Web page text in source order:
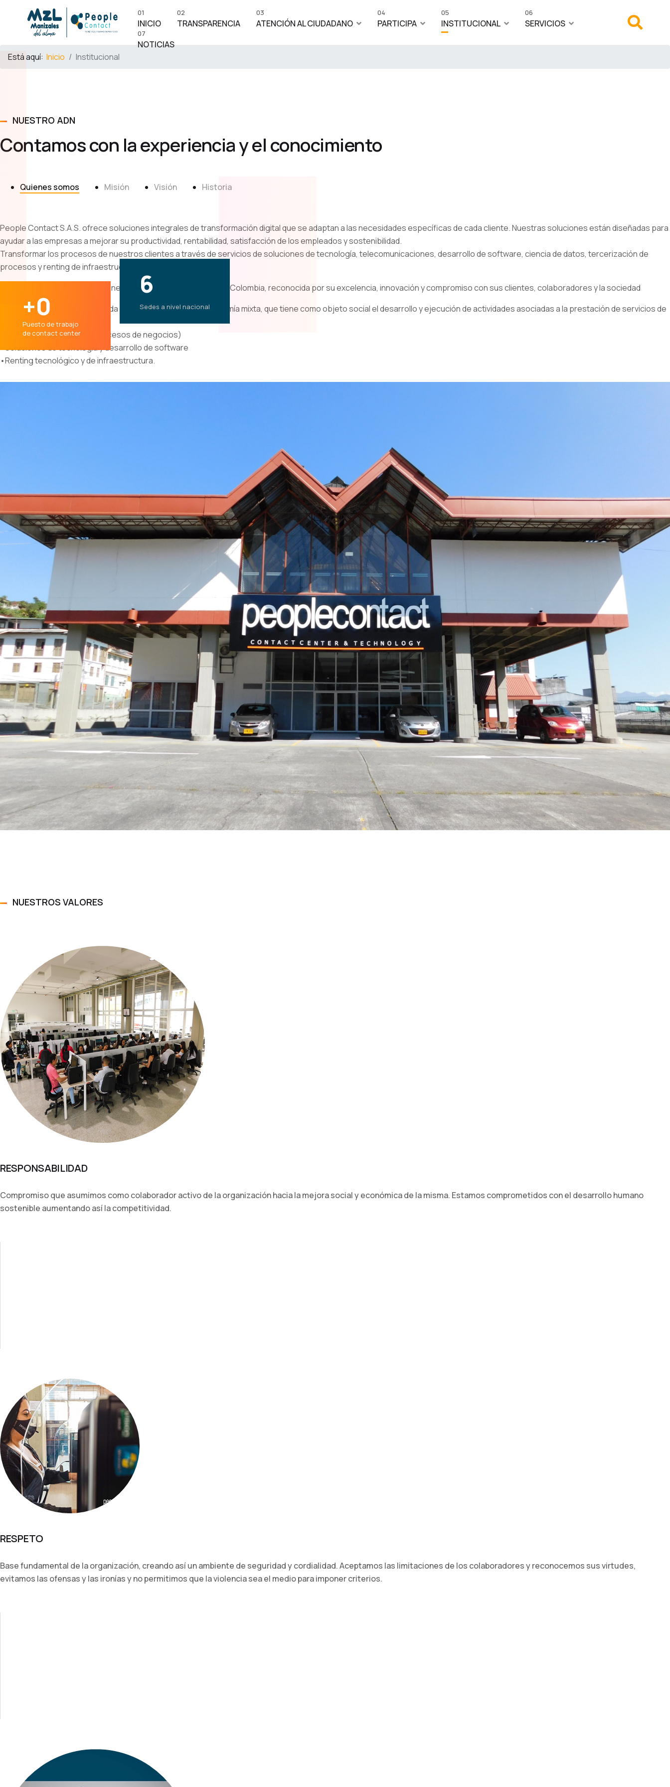
INICIO
01
TRANSPARENCIA
02
ATENCIÓN AL CIUDADANO
03
PARTICIPA
04
INSTITUCIONAL
05
SERVICIOS
06
NOTICIAS
07
Está aquí: Inicio Institucional
NUESTRO ADN
Contamos con la experiencia y el conocimiento
Quienes somos Misión Visión Historia
People Contact S.A.S. ofrece soluciones integrales de transformación digital que se adaptan a las necesidades específicas de cada cliente. Nuestras soluciones están diseñadas para
ayudar a las empresas a mejorar su productividad, rentabilidad, satisfacción de los empleados y sostenibilidad.
Transformar los procesos de nuestros clientes a través de servicios de soluciones de tecnología, telecomunicaciones, desarrollo de software, ciencia de datos, tercerización de
procesos y renting de infraestructura
Ser la empresa líder en soluciones de transformación digital en Colombia, reconocida por su excelencia, innovación y compromiso con sus clientes, colaboradores y la sociedad
Somos una empresa constituida como una sociedad de economía mixta, que tiene como objeto social el desarrollo y ejecución de actividades asociadas a la prestación de servicios de
valor agregado que incluyen:
•BPO (Externalización de procesos de negocios)
•Soluciones de tecnología y desarrollo de software
•Renting tecnológico y de infraestructura.
0
Puesto de trabajo
de contact center
6
Sedes a nivel nacional
NUESTROS VALORES
RESPONSABILIDAD
Compromiso que asumimos como colaborador activo de la organización hacia la mejora social y económica de la misma. Estamos comprometidos con el desarrollo humano
sostenible aumentando así la competitividad.
RESPETO
Base fundamental de la organización, creando así un ambiente de seguridad y cordialidad. Aceptamos las limitaciones de los colaboradores y reconocemos sus virtudes,
evitamos las ofensas y las ironías y no permitimos que la violencia sea el medio para imponer criterios.